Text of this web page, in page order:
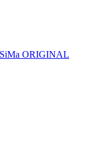
ORIGINAL